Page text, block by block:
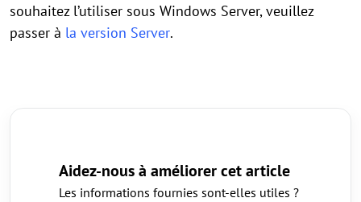
souhaitez l’utiliser sous Windows Server, veuillez
passer à la version Server.
Aidez-nous à améliorer cet article
Les informations fournies sont-elles utiles ?